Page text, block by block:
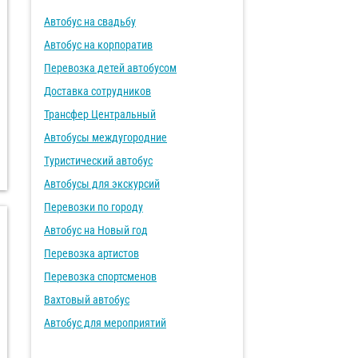
Автобус на свадьбу
Автобус на корпоратив
Перевозка детей автобусом
Доставка сотрудников
Трансфер Центральный
Автобусы междугородние
Туристический автобус
Автобусы для экскурсий
Перевозки по городу
Автобус на Новый год
Перевозка артистов
Перевозка спортсменов
Вахтовый автобус
Автобус для мероприятий